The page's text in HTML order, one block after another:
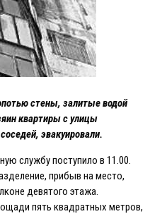
стены, залитые водой
квартиры с улицы
эвакуировали.
службу поступило в 11.00.
прибыв на место,
девятого этажа.
пять квадратных метров,